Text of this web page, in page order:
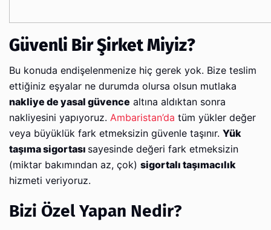
Güvenli Bir Şirket Miyiz?
Bu konuda endişelenmenize hiç gerek yok. Bize teslim
ettiğiniz eşyalar ne durumda olursa olsun mutlaka
nakliye de yasal güvence altına aldıktan sonra
nakliyesini yapıyoruz. Ambaristan’da tüm yükler değer
veya büyüklük fark etmeksizin güvenle taşınır. Yük
taşıma sigortası sayesinde değeri fark etmeksizin
(miktar bakımından az, çok) sigortalı taşımacılık
hizmeti veriyoruz.
Bizi Özel Yapan Nedir?